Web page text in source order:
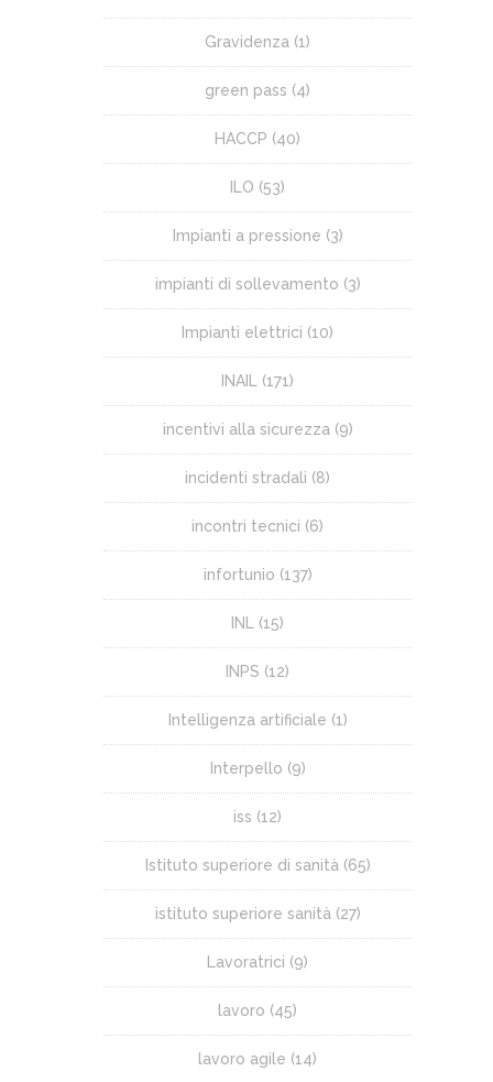
Gravidenza (1)
green pass (4)
HACCP (40)
ILO (53)
Impianti a pressione (3)
impianti di sollevamento (3)
Impianti elettrici (10)
INAIL (171)
incentivi alla sicurezza (9)
incidenti stradali (8)
incontri tecnici (6)
infortunio (137)
INL (15)
INPS (12)
Intelligenza artificiale (1)
Interpello (9)
iss (12)
Istituto superiore di sanità (65)
istituto superiore sanità (27)
Lavoratrici (9)
lavoro (45)
lavoro agile (14)